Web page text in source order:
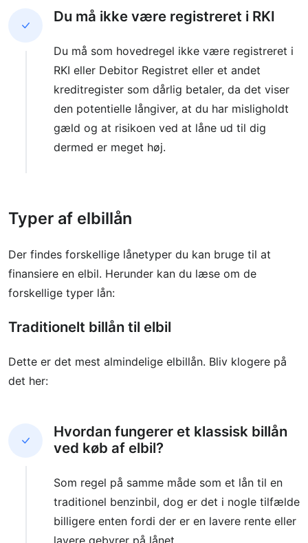
Du må ikke være registreret i RKI
Du må som hovedregel ikke være registreret i
RKI eller Debitor Registret eller et andet
kreditregister som dårlig betaler, da det viser
den potentielle långiver, at du har misligholdt
gæld og at risikoen ved at låne ud til dig
dermed er meget høj.
Typer af elbillån
Der findes forskellige lånetyper du kan bruge til at
finansiere en elbil. Herunder kan du læse om de
forskellige typer lån:
Traditionelt billån til elbil
Dette er det mest almindelige elbillån. Bliv klogere på
det her:
Hvordan fungerer et klassisk billån
ved køb af elbil?
Som regel på samme måde som et lån til en
traditionel benzinbil, dog er det i nogle tilfælde
billigere enten fordi der er en lavere rente eller